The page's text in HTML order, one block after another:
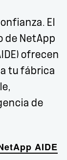
El
de NetApp
ofrecen
tu fábrica
de
AIDE